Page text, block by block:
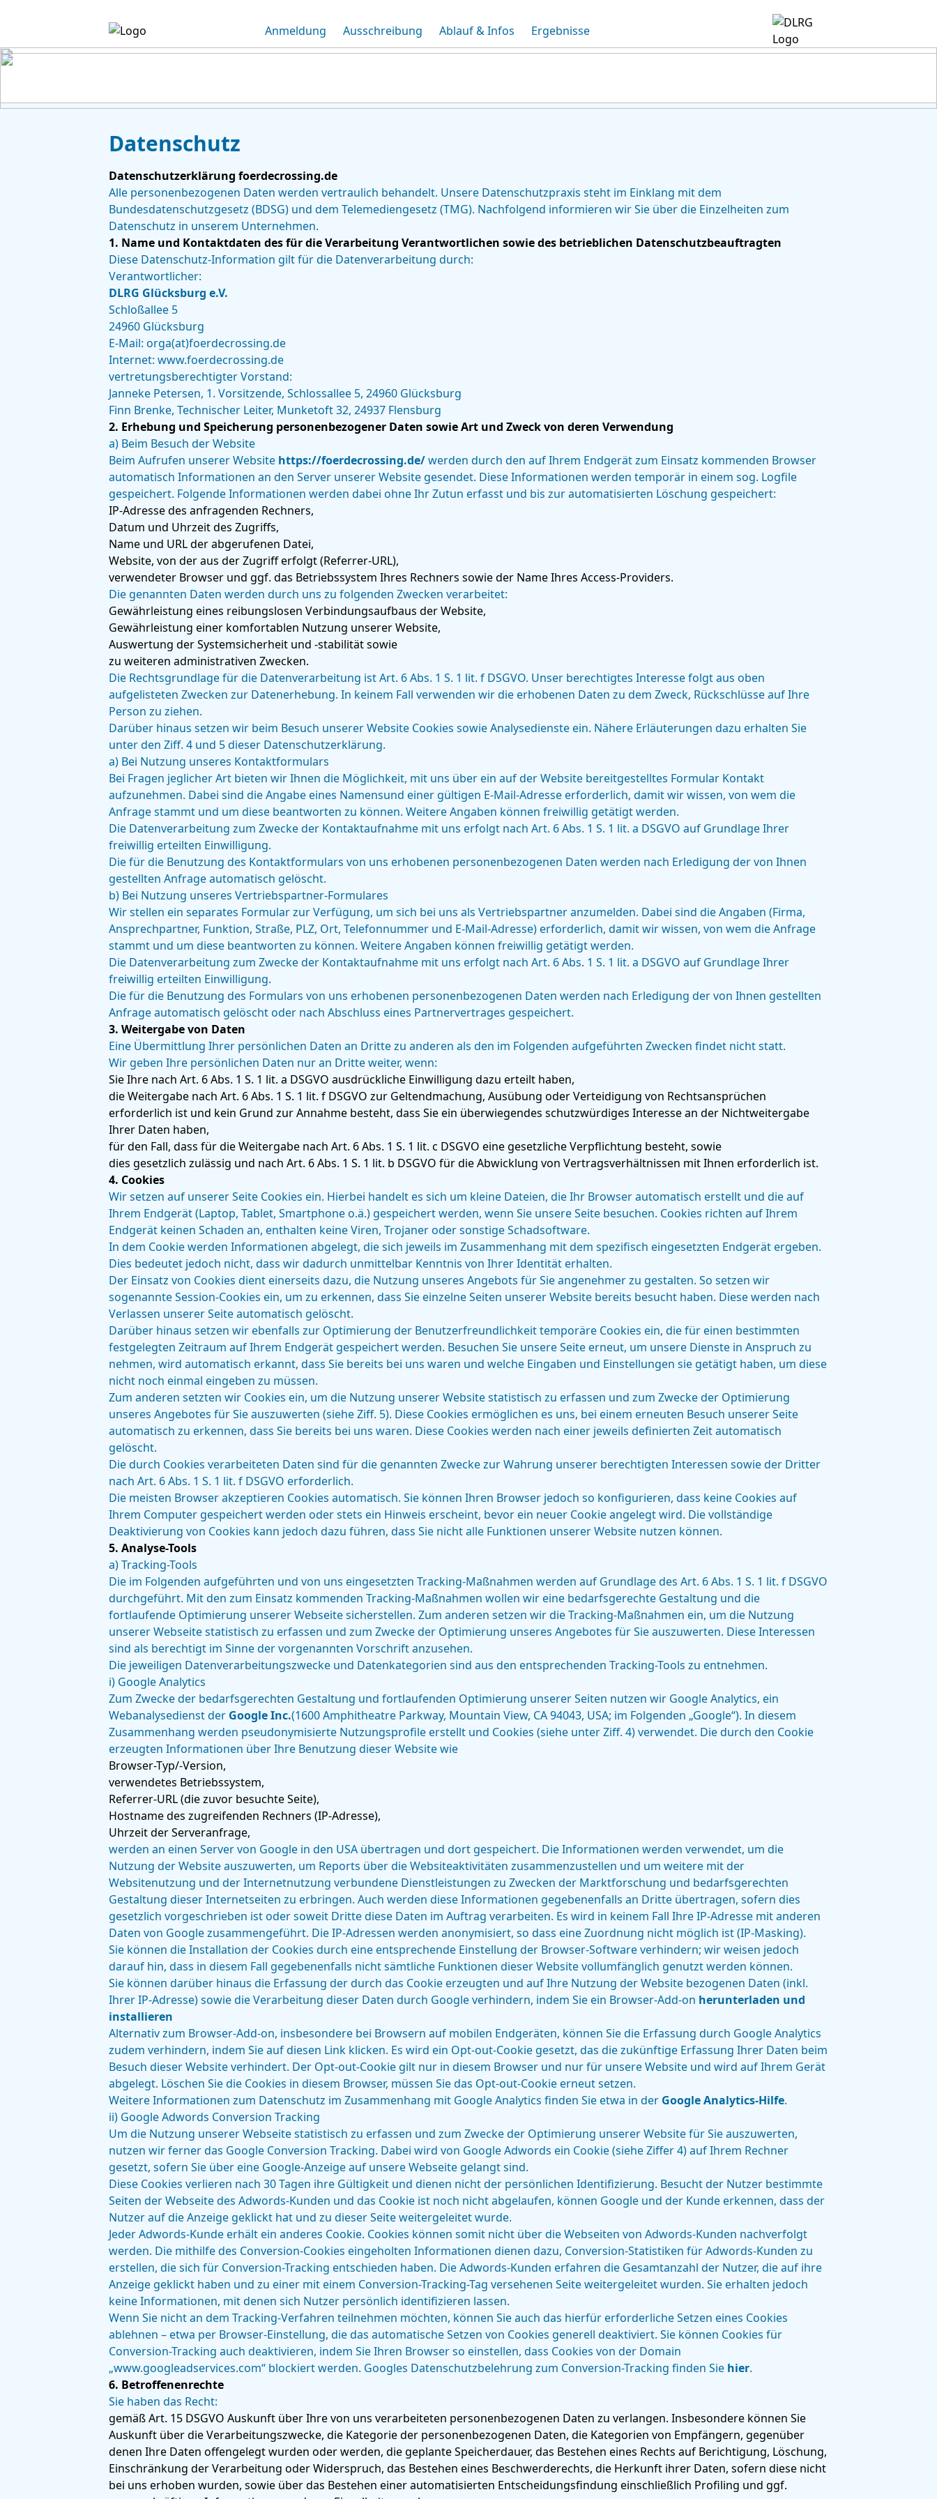
Anmeldung Ausschreibung Ablauf & Infos Ergebnisse
Datenschutz
Datenschutzerklärung foerdecrossing.de
Alle personenbezogenen Daten werden vertraulich behandelt. Unsere Datenschutzpraxis steht im Einklang mit dem
Bundesdatenschutzgesetz (BDSG) und dem Telemediengesetz (TMG). Nachfolgend informieren wir Sie über die Einzelheiten zum
Datenschutz in unserem Unternehmen.
1. Name und Kontaktdaten des für die Verarbeitung Verantwortlichen sowie des betrieblichen Datenschutzbeauftragten
Diese Datenschutz-Information gilt für die Datenverarbeitung durch:
Verantwortlicher:
DLRG Glücksburg e.V.
Schloßallee 5
24960 Glücksburg
E-Mail: orga(at)foerdecrossing.de
Internet: www.foerdecrossing.de
vertretungsberechtigter Vorstand:
Janneke Petersen, 1. Vorsitzende, Schlossallee 5, 24960 Glücksburg
Finn Brenke, Technischer Leiter, Munketoft 32, 24937 Flensburg
2. Erhebung und Speicherung personenbezogener Daten sowie Art und Zweck von deren Verwendung
a) Beim Besuch der Website
Beim Aufrufen unserer Website https://foerdecrossing.de/werden durch den auf Ihrem Endgerät zum Einsatz kommenden Browser
automatisch Informationen an den Server unserer Website gesendet. Diese Informationen werden temporär in einem sog. Logfile
gespeichert. Folgende Informationen werden dabei ohne Ihr Zutun erfasst und bis zur automatisierten Löschung gespeichert:
IP-Adresse des anfragenden Rechners,
Datum und Uhrzeit des Zugriffs,
Name und URL der abgerufenen Datei,
Website, von der aus der Zugriff erfolgt (Referrer-URL),
verwendeter Browser und ggf. das Betriebssystem Ihres Rechners sowie der Name Ihres Access-Providers.
Die genannten Daten werden durch uns zu folgenden Zwecken verarbeitet:
Gewährleistung eines reibungslosen Verbindungsaufbaus der Website,
Gewährleistung einer komfortablen Nutzung unserer Website,
Auswertung der Systemsicherheit und -stabilität sowie
zu weiteren administrativen Zwecken.
Die Rechtsgrundlage für die Datenverarbeitung ist Art. 6 Abs. 1 S. 1 lit. f DSGVO. Unser berechtigtes Interesse folgt aus oben
aufgelisteten Zwecken zur Datenerhebung. In keinem Fall verwenden wir die erhobenen Daten zu dem Zweck, Rückschlüsse auf Ihre
Person zu ziehen.
Darüber hinaus setzen wir beim Besuch unserer Website Cookies sowie Analysedienste ein. Nähere Erläuterungen dazu erhalten Sie
unter den Ziff. 4 und 5 dieser Datenschutzerklärung.
a) Bei Nutzung unseres Kontaktformulars
Bei Fragen jeglicher Art bieten wir Ihnen die Möglichkeit, mit uns über ein auf der Website bereitgestelltes Formular Kontakt
aufzunehmen. Dabei sind die Angabe eines Namensund einer gültigen E-Mail-Adresse erforderlich, damit wir wissen, von wem die
Anfrage stammt und um diese beantworten zu können. Weitere Angaben können freiwillig getätigt werden.
Die Datenverarbeitung zum Zwecke der Kontaktaufnahme mit uns erfolgt nach Art. 6 Abs. 1 S. 1 lit. a DSGVO auf Grundlage Ihrer
freiwillig erteilten Einwilligung.
Die für die Benutzung des Kontaktformulars von uns erhobenen personenbezogenen Daten werden nach Erledigung der von Ihnen
gestellten Anfrage automatisch gelöscht.
b) Bei Nutzung unseres Vertriebspartner-Formulares
Wir stellen ein separates Formular zur Verfügung, um sich bei uns als Vertriebspartner anzumelden. Dabei sind die Angaben (Firma,
Ansprechpartner, Funktion, Straße, PLZ, Ort, Telefonnummer und E-Mail-Adresse) erforderlich, damit wir wissen, von wem die Anfrage
stammt und um diese beantworten zu können. Weitere Angaben können freiwillig getätigt werden.
Die Datenverarbeitung zum Zwecke der Kontaktaufnahme mit uns erfolgt nach Art. 6 Abs. 1 S. 1 lit. a DSGVO auf Grundlage Ihrer
freiwillig erteilten Einwilligung.
Die für die Benutzung des Formulars von uns erhobenen personenbezogenen Daten werden nach Erledigung der von Ihnen gestellten
Anfrage automatisch gelöscht oder nach Abschluss eines Partnervertrages gespeichert.
3. Weitergabe von Daten
Eine Übermittlung Ihrer persönlichen Daten an Dritte zu anderen als den im Folgenden aufgeführten Zwecken findet nicht statt.
Wir geben Ihre persönlichen Daten nur an Dritte weiter, wenn:
Sie Ihre nach Art. 6 Abs. 1 S. 1 lit. a DSGVO ausdrückliche Einwilligung dazu erteilt haben,
die Weitergabe nach Art. 6 Abs. 1 S. 1 lit. f DSGVO zur Geltendmachung, Ausübung oder Verteidigung von Rechtsansprüchen
erforderlich ist und kein Grund zur Annahme besteht, dass Sie ein überwiegendes schutzwürdiges Interesse an der Nichtweitergabe
Ihrer Daten haben,
für den Fall, dass für die Weitergabe nach Art. 6 Abs. 1 S. 1 lit. c DSGVO eine gesetzliche Verpflichtung besteht, sowie
dies gesetzlich zulässig und nach Art. 6 Abs. 1 S. 1 lit. b DSGVO für die Abwicklung von Vertragsverhältnissen mit Ihnen erforderlich ist.
4. Cookies
Wir setzen auf unserer Seite Cookies ein. Hierbei handelt es sich um kleine Dateien, die Ihr Browser automatisch erstellt und die auf
Ihrem Endgerät (Laptop, Tablet, Smartphone o.ä.) gespeichert werden, wenn Sie unsere Seite besuchen. Cookies richten auf Ihrem
Endgerät keinen Schaden an, enthalten keine Viren, Trojaner oder sonstige Schadsoftware.
In dem Cookie werden Informationen abgelegt, die sich jeweils im Zusammenhang mit dem spezifisch eingesetzten Endgerät ergeben.
Dies bedeutet jedoch nicht, dass wir dadurch unmittelbar Kenntnis von Ihrer Identität erhalten.
Der Einsatz von Cookies dient einerseits dazu, die Nutzung unseres Angebots für Sie angenehmer zu gestalten. So setzen wir
sogenannte Session-Cookies ein, um zu erkennen, dass Sie einzelne Seiten unserer Website bereits besucht haben. Diese werden nach
Verlassen unserer Seite automatisch gelöscht.
Darüber hinaus setzen wir ebenfalls zur Optimierung der Benutzerfreundlichkeit temporäre Cookies ein, die für einen bestimmten
festgelegten Zeitraum auf Ihrem Endgerät gespeichert werden. Besuchen Sie unsere Seite erneut, um unsere Dienste in Anspruch zu
nehmen, wird automatisch erkannt, dass Sie bereits bei uns waren und welche Eingaben und Einstellungen sie getätigt haben, um diese
nicht noch einmal eingeben zu müssen.
Zum anderen setzten wir Cookies ein, um die Nutzung unserer Website statistisch zu erfassen und zum Zwecke der Optimierung
unseres Angebotes für Sie auszuwerten (siehe Ziff. 5). Diese Cookies ermöglichen es uns, bei einem erneuten Besuch unserer Seite
automatisch zu erkennen, dass Sie bereits bei uns waren. Diese Cookies werden nach einer jeweils definierten Zeit automatisch
gelöscht.
Die durch Cookies verarbeiteten Daten sind für die genannten Zwecke zur Wahrung unserer berechtigten Interessen sowie der Dritter
nach Art. 6 Abs. 1 S. 1 lit. f DSGVO erforderlich.
Die meisten Browser akzeptieren Cookies automatisch. Sie können Ihren Browser jedoch so konfigurieren, dass keine Cookies auf
Ihrem Computer gespeichert werden oder stets ein Hinweis erscheint, bevor ein neuer Cookie angelegt wird. Die vollständige
Deaktivierung von Cookies kann jedoch dazu führen, dass Sie nicht alle Funktionen unserer Website nutzen können.
5. Analyse-Tools
a) Tracking-Tools
Die im Folgenden aufgeführten und von uns eingesetzten Tracking-Maßnahmen werden auf Grundlage des Art. 6 Abs. 1 S. 1 lit. f DSGVO
durchgeführt. Mit den zum Einsatz kommenden Tracking-Maßnahmen wollen wir eine bedarfsgerechte Gestaltung und die
fortlaufende Optimierung unserer Webseite sicherstellen. Zum anderen setzen wir die Tracking-Maßnahmen ein, um die Nutzung
unserer Webseite statistisch zu erfassen und zum Zwecke der Optimierung unseres Angebotes für Sie auszuwerten. Diese Interessen
sind als berechtigt im Sinne der vorgenannten Vorschrift anzusehen.
Die jeweiligen Datenverarbeitungszwecke und Datenkategorien sind aus den entsprechenden Tracking-Tools zu entnehmen.
i) Google Analytics
Zum Zwecke der bedarfsgerechten Gestaltung und fortlaufenden Optimierung unserer Seiten nutzen wir Google Analytics, ein
Webanalysedienst der Google Inc.(1600 Amphitheatre Parkway, Mountain View, CA 94043, USA; im Folgenden „Google“). In diesem
Zusammenhang werden pseudonymisierte Nutzungsprofile erstellt und Cookies (siehe unter Ziff. 4) verwendet. Die durch den Cookie
erzeugten Informationen über Ihre Benutzung dieser Website wie
Browser-Typ/-Version,
verwendetes Betriebssystem,
Referrer-URL (die zuvor besuchte Seite),
Hostname des zugreifenden Rechners (IP-Adresse),
Uhrzeit der Serveranfrage,
werden an einen Server von Google in den USA übertragen und dort gespeichert. Die Informationen werden verwendet, um die
Nutzung der Website auszuwerten, um Reports über die Websiteaktivitäten zusammenzustellen und um weitere mit der
Websitenutzung und der Internetnutzung verbundene Dienstleistungen zu Zwecken der Marktforschung und bedarfsgerechten
Gestaltung dieser Internetseiten zu erbringen. Auch werden diese Informationen gegebenenfalls an Dritte übertragen, sofern dies
gesetzlich vorgeschrieben ist oder soweit Dritte diese Daten im Auftrag verarbeiten. Es wird in keinem Fall Ihre IP-Adresse mit anderen
Daten von Google zusammengeführt. Die IP-Adressen werden anonymisiert, so dass eine Zuordnung nicht möglich ist (IP-Masking).
Sie können die Installation der Cookies durch eine entsprechende Einstellung der Browser-Software verhindern; wir weisen jedoch
darauf hin, dass in diesem Fall gegebenenfalls nicht sämtliche Funktionen dieser Website vollumfänglich genutzt werden können.
Sie können darüber hinaus die Erfassung der durch das Cookie erzeugten und auf Ihre Nutzung der Website bezogenen Daten (inkl.
Ihrer IP-Adresse) sowie die Verarbeitung dieser Daten durch Google verhindern, indem Sie ein Browser-Add-on herunterladen und
installieren
Alternativ zum Browser-Add-on, insbesondere bei Browsern auf mobilen Endgeräten, können Sie die Erfassung durch Google Analytics
zudem verhindern, indem Sie auf diesen Link klicken. Es wird ein Opt-out-Cookie gesetzt, das die zukünftige Erfassung Ihrer Daten beim
Besuch dieser Website verhindert. Der Opt-out-Cookie gilt nur in diesem Browser und nur für unsere Website und wird auf Ihrem Gerät
abgelegt. Löschen Sie die Cookies in diesem Browser, müssen Sie das Opt-out-Cookie erneut setzen.
Weitere Informationen zum Datenschutz im Zusammenhang mit Google Analytics finden Sie etwa in der Google Analytics-Hilfe.
ii) Google Adwords Conversion Tracking
Um die Nutzung unserer Webseite statistisch zu erfassen und zum Zwecke der Optimierung unserer Website für Sie auszuwerten,
nutzen wir ferner das Google Conversion Tracking. Dabei wird von Google Adwords ein Cookie (siehe Ziffer 4) auf Ihrem Rechner
gesetzt, sofern Sie über eine Google-Anzeige auf unsere Webseite gelangt sind.
Diese Cookies verlieren nach 30 Tagen ihre Gültigkeit und dienen nicht der persönlichen Identifizierung. Besucht der Nutzer bestimmte
Seiten der Webseite des Adwords-Kunden und das Cookie ist noch nicht abgelaufen, können Google und der Kunde erkennen, dass der
Nutzer auf die Anzeige geklickt hat und zu dieser Seite weitergeleitet wurde.
Jeder Adwords-Kunde erhält ein anderes Cookie. Cookies können somit nicht über die Webseiten von Adwords-Kunden nachverfolgt
werden. Die mithilfe des Conversion-Cookies eingeholten Informationen dienen dazu, Conversion-Statistiken für Adwords-Kunden zu
erstellen, die sich für Conversion-Tracking entschieden haben. Die Adwords-Kunden erfahren die Gesamtanzahl der Nutzer, die auf ihre
Anzeige geklickt haben und zu einer mit einem Conversion-Tracking-Tag versehenen Seite weitergeleitet wurden. Sie erhalten jedoch
keine Informationen, mit denen sich Nutzer persönlich identifizieren lassen.
Wenn Sie nicht an dem Tracking-Verfahren teilnehmen möchten, können Sie auch das hierfür erforderliche Setzen eines Cookies
ablehnen – etwa per Browser-Einstellung, die das automatische Setzen von Cookies generell deaktiviert. Sie können Cookies für
Conversion-Tracking auch deaktivieren, indem Sie Ihren Browser so einstellen, dass Cookies von der Domain
„www.googleadservices.com“ blockiert werden. Googles Datenschutzbelehrung zum Conversion-Tracking finden Sie hier.
6. Betroffenenrechte
Sie haben das Recht:
gemäß Art. 15 DSGVO Auskunft über Ihre von uns verarbeiteten personenbezogenen Daten zu verlangen. Insbesondere können Sie
Auskunft über die Verarbeitungszwecke, die Kategorie der personenbezogenen Daten, die Kategorien von Empfängern, gegenüber
denen Ihre Daten offengelegt wurden oder werden, die geplante Speicherdauer, das Bestehen eines Rechts auf Berichtigung, Löschung,
Einschränkung der Verarbeitung oder Widerspruch, das Bestehen eines Beschwerderechts, die Herkunft ihrer Daten, sofern diese nicht
bei uns erhoben wurden, sowie über das Bestehen einer automatisierten Entscheidungsfindung einschließlich Profiling und ggf.